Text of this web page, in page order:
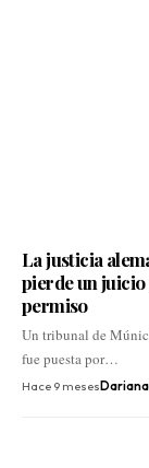
La justicia
pierde un juicio
permiso
Un tribunal de
fue puesta por…
Hace 9 meses